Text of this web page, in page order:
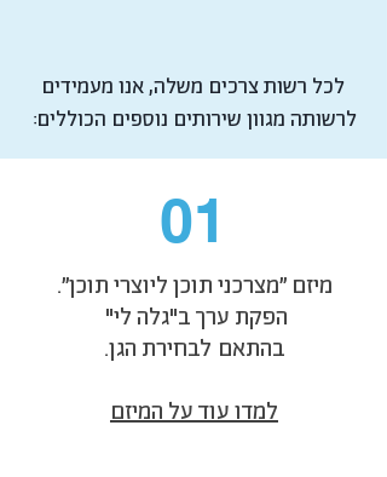
לכל רשות צרכים משלה, אנו מעמידים
לרשותה מגוון שירותים נוספים הכוללים:
01
מיזם״מצרכני תוכן ליוצרי תוכן״.
הפקת ערך ב"גלה לי"
בהתאם לבחירת הגן.
למדו עוד על המיזם